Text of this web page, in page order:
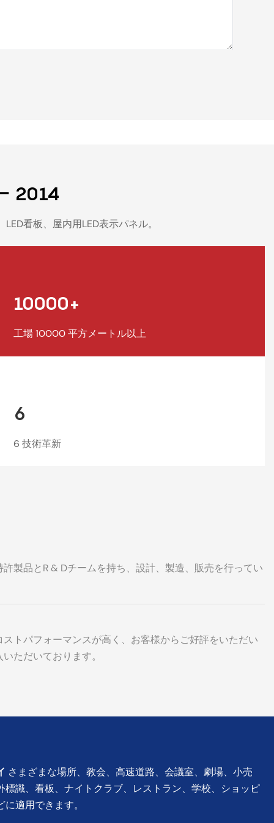
2014
LED看板、屋内用LED表示パネル。
10000+
工場 10000 平方メートル以上
6
6 技術革新
製品とR & Dチームを持ち、設計、製造、販売を行ってい
トパフォーマンスが高く、お客様からご好評をいただい
ただいております。
さまざまな場所、教会、高速道路、会議室、劇場、小売
標識、看板、ナイトクラブ、レストラン、学校、ショッピ
適用できます。